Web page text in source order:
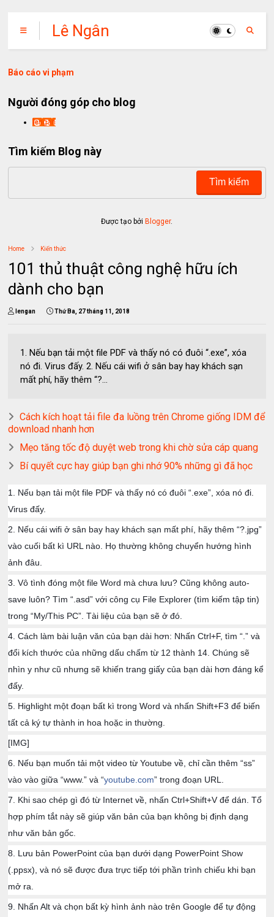
Lê Ngân
Báo cáo vi phạm
Người đóng góp cho blog
lengan
Tìm kiếm Blog này
Được tạo bởiBlogger.
Home Kiến thức
101 thủ thuật công nghệ hữu ích
dành cho bạn
lengan Thứ Ba, 27 tháng 11, 2018
1. Nếu bạn tải một file PDF và thấy nó có đuôi “.exe”, xóa
nó đi. Virus đấy. 2. Nếu cái wifi ở sân bay hay khách sạn
mất phí, hãy thêm “?...
Cách kích hoạt tải file đa luồng trên Chrome giống IDM để
download nhanh hơn
Mẹo tăng tốc độ duyệt web trong khi chờ sửa cáp quang
Bí quyết cực hay giúp bạn ghi nhớ 90% những gì đã học
1. Nếu bạn tải một file PDF và thấy nó có đuôi “.exe”, xóa nó đi.
Virus đấy.
2. Nếu cái wifi ở sân bay hay khách sạn mất phí, hãy thêm “?.jpg”
vào cuối bất kì URL nào. Họ thường không chuyển hướng hình
ảnh đâu.
3. Vô tình đóng một file Word mà chưa lưu? Cũng không auto-
save luôn? Tìm “.asd” với công cụ File Explorer (tìm kiếm tập tin)
trong “My/This PC”. Tài liệu của bạn sẽ ở đó.
4. Cách làm bài luận văn của bạn dài hơn: Nhấn Ctrl+F, tìm “.” và
đổi kích thước của những dấu chấm từ 12 thành 14. Chúng sẽ
nhìn y như cũ nhưng sẽ khiến trang giấy của bạn dài hơn đáng kể
đấy.
5. Highlight một đoạn bất kì trong Word và nhấn Shift+F3 để biến
tất cả ký tự thành in hoa hoặc in thường.
[IMG]
6. Nếu bạn muốn tải một video từ Youtube về, chỉ cần thêm “ss”
vào vào giữa “www.” và “youtube.com” trong đoạn URL.
7. Khi sao chép gì đó từ Internet về, nhấn Ctrl+Shift+V để dán. Tổ
hợp phím tắt này sẽ giúp văn bản của bạn không bị định dạng
như văn bản gốc.
8. Lưu bản PowerPoint của bạn dưới dạng PowerPoint Show
(.ppsx), và nó sẽ được đưa trực tiếp tới phần trình chiếu khi bạn
mở ra.
9. Nhấn Alt và chọn bất kỳ hình ảnh nào trên Google để tự động